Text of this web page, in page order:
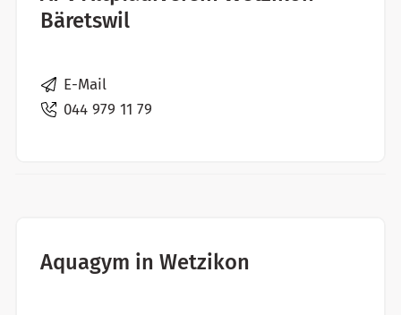
Bäretswil
E-Mail
044 979 11 79
Aquagym in Wetzikon